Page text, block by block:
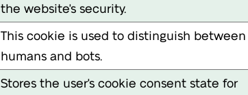
the website's security.
This cookie is used to distinguish between
humans and bots.
Stores the user's cookie consent state for